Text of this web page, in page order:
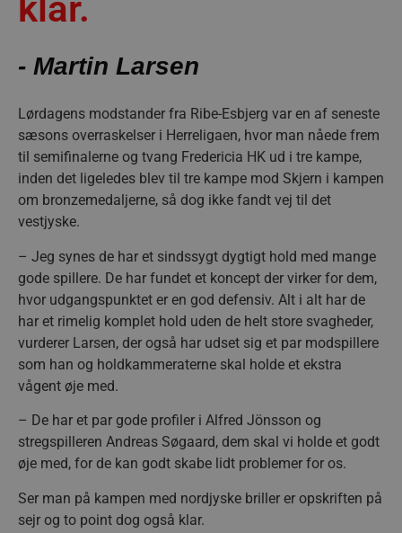
klar.
- Martin Larsen
Lørdagens modstander fra Ribe-Esbjerg var en af seneste
sæsons overraskelser i Herreligaen, hvor man nåede frem
til semifinalerne og tvang Fredericia HK ud i tre kampe,
inden det ligeledes blev til tre kampe mod Skjern i kampen
om bronzemedaljerne, så dog ikke fandt vej til det
vestjyske.
– Jeg synes de har et sindssygt dygtigt hold med mange
gode spillere. De har fundet et koncept der virker for dem,
hvor udgangspunktet er en god defensiv. Alt i alt har de
har et rimelig komplet hold uden de helt store svagheder,
vurderer Larsen, der også har udset sig et par modspillere
som han og holdkammeraterne skal holde et ekstra
vågent øje med.
– De har et par gode profiler i Alfred Jönsson og
stregspilleren Andreas Søgaard, dem skal vi holde et godt
øje med, for de kan godt skabe lidt problemer for os.
Ser man på kampen med nordjyske briller er opskriften på
sejr og to point dog også klar.